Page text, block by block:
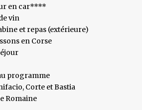
en car****
vin
et repas (extérieure)
en Corse
programme
Corte et Bastia
Romaine